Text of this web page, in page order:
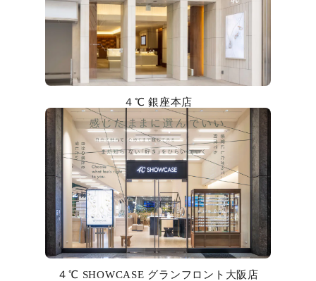
ファッションテイスト
着用シーン
４℃ 銀座本店
４℃ SHOWCASE グランフロント大阪店